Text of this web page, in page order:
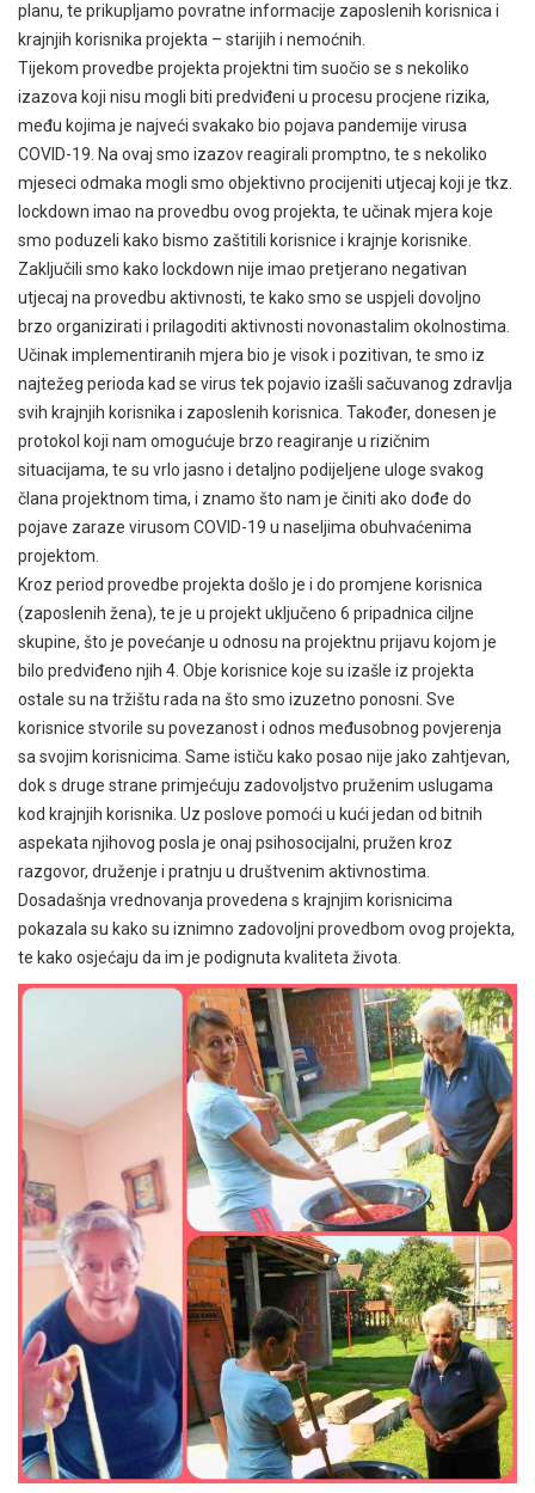
planu, te prikupljamo povratne informacije zaposlenih korisnica i
krajnjih korisnika projekta – starijih i nemoćnih.
Tijekom provedbe projekta projektni tim suočio se s nekoliko
izazova koji nisu mogli biti predviđeni u procesu procjene rizika,
među kojima je najveći svakako bio pojava pandemije virusa
COVID-19. Na ovaj smo izazov reagirali promptno, te s nekoliko
mjeseci odmaka mogli smo objektivno procijeniti utjecaj koji je tkz.
lockdown imao na provedbu ovog projekta, te učinak mjera koje
smo poduzeli kako bismo zaštitili korisnice i krajnje korisnike.
Zaključili smo kako lockdown nije imao pretjerano negativan
utjecaj na provedbu aktivnosti, te kako smo se uspjeli dovoljno
brzo organizirati i prilagoditi aktivnosti novonastalim okolnostima.
Učinak implementiranih mjera bio je visok i pozitivan, te smo iz
najtežeg perioda kad se virus tek pojavio izašli sačuvanog zdravlja
svih krajnjih korisnika i zaposlenih korisnica. Također, donesen je
protokol koji nam omogućuje brzo reagiranje u rizičnim
situacijama, te su vrlo jasno i detaljno podijeljene uloge svakog
člana projektnom tima, i znamo što nam je činiti ako dođe do
pojave zaraze virusom COVID-19 u naseljima obuhvaćenima
projektom.
Kroz period provedbe projekta došlo je i do promjene korisnica
(zaposlenih žena), te je u projekt uključeno 6 pripadnica ciljne
skupine, što je povećanje u odnosu na projektnu prijavu kojom je
bilo predviđeno njih 4. Obje korisnice koje su izašle iz projekta
ostale su na tržištu rada na što smo izuzetno ponosni. Sve
korisnice stvorile su povezanost i odnos međusobnog povjerenja
sa svojim korisnicima. Same ističu kako posao nije jako zahtjevan,
dok s druge strane primjećuju zadovoljstvo pruženim uslugama
kod krajnjih korisnika. Uz poslove pomoći u kući jedan od bitnih
aspekata njihovog posla je onaj psihosocijalni, pružen kroz
razgovor, druženje i pratnju u društvenim aktivnostima.
Dosadašnja vrednovanja provedena s krajnjim korisnicima
pokazala su kako su iznimno zadovoljni provedbom ovog projekta,
te kako osjećaju da im je podignuta kvaliteta života.